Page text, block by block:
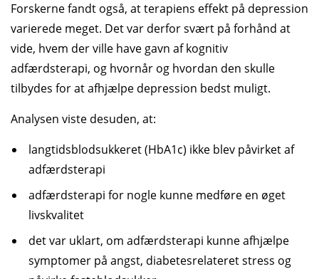
Forskerne fandt også, at terapiens effekt på depression
varierede meget. Det var derfor svært på forhånd at
vide, hvem der ville have gavn af kognitiv
adfærdsterapi, og hvornår og hvordan den skulle
tilbydes for at afhjælpe depression bedst muligt.
Analysen viste desuden, at:
langtidsblodsukkeret (HbA1c) ikke blev påvirket af
adfærdsterapi
adfærdsterapi for nogle kunne medføre en øget
livskvalitet
det var uklart, om adfærdsterapi kunne afhjælpe
symptomer på angst, diabetesrelateret stress og